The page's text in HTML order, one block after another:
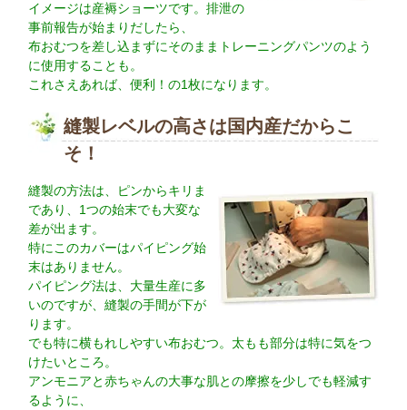
イメージは産褥ショーツです。排泄の
事前報告が始まりだしたら、
布おむつを差し込まずにそのままトレーニングパンツのよう
に使用することも。
これさえあれば、便利！の1枚になります。
縫製レベルの高さは国内産だからこ
そ！
縫製の方法は、ピンからキリま
であり、1つの始末でも大変な
差が出ます。
特にこのカバーはパイピング始
末はありません。
パイピング法は、大量生産に多
いのですが、縫製の手間が下が
ります。
でも特に横もれしやすい布おむつ。太もも部分は特に気をつ
けたいところ。
アンモニアと赤ちゃんの大事な肌との摩擦を少しでも軽減す
るように、